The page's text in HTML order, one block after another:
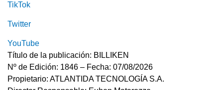
TikTok
Twitter
YouTube
Título de la publicación: BILLIKEN
Nº de Edición: 1846 – Fecha: 07/08/2026
Propietario: ATLANTIDA TECNOLOGÍA S.A.